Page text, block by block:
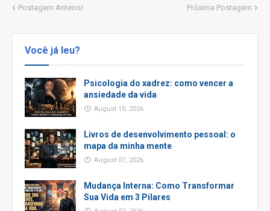
Postagem Anterior Próxima Postagem
Você já leu?
Psicologia do xadrez: como vencer a
ansiedade da vida
August 10, 2026
Livros de desenvolvimento pessoal: o
mapa da minha mente
August 07, 2026
Mudança Interna: Como Transformar
Sua Vida em 3 Pilares